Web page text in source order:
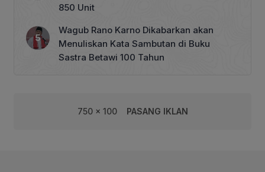
850 Unit
Wagub Rano Karno Dikabarkan akan
Menuliskan Kata Sambutan di Buku
Sastra Betawi 100 Tahun
750 x 100 PASANG IKLAN